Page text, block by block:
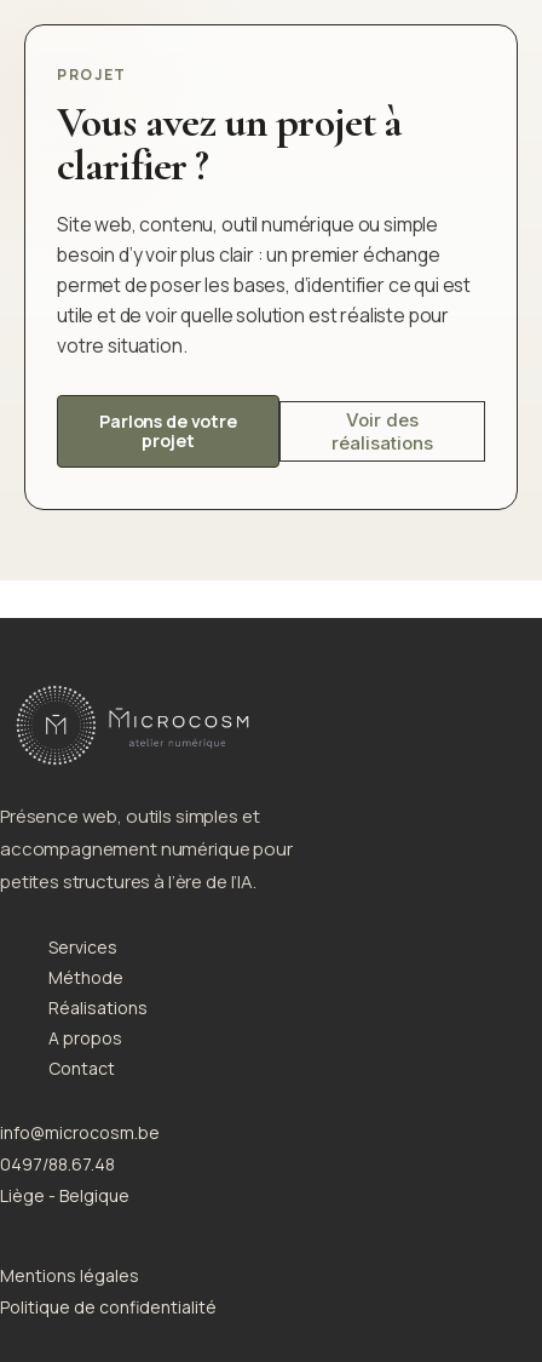
PROJET
Vous avez un projet à
clarifier ?
Site web, contenu, outil numérique ou simple
besoin d’y voir plus clair : un premier échange
permet de poser les bases, d’identifier ce qui est
utile et de voir quelle solution est réaliste pour
votre situation.
Parlons de votre
projet
Voir des
réalisations
Présence web, outils simples et
accompagnement numérique pour
petites structures à l’ère de l’IA.
Services
Méthode
Réalisations
A propos
Contact
info@microcosm.be
0497/88.67.48
Liège - Belgique
Mentions légales
Politique de confidentialité